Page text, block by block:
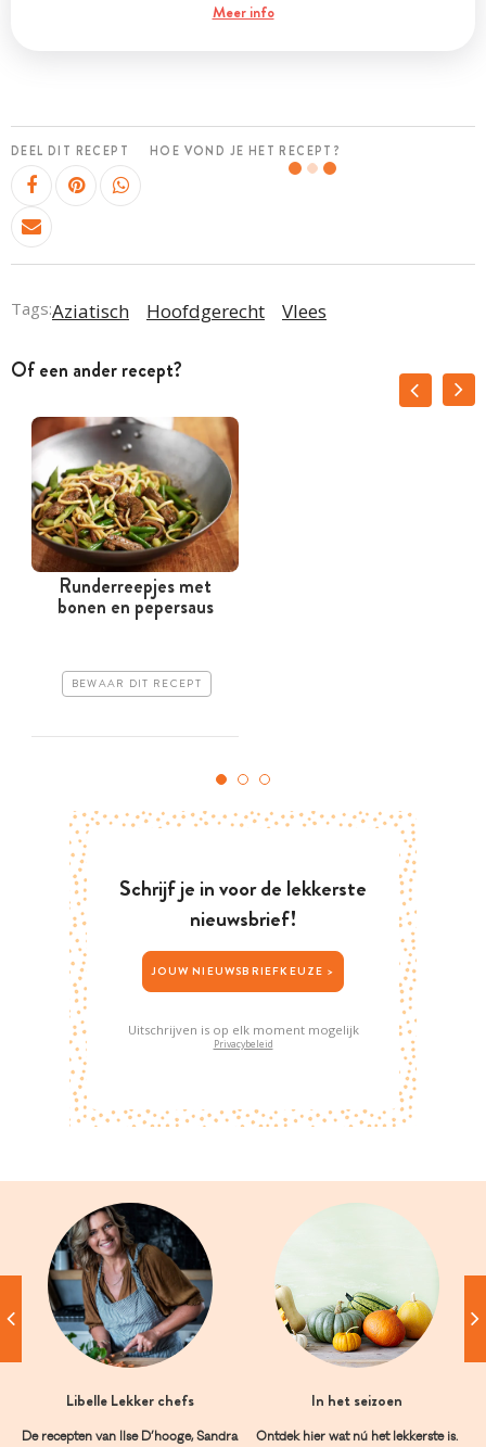
Meer info
DEEL DIT RECEPT HOE VOND JE HET RECEPT?
Tags:Aziatisch Hoofdgerecht Vlees
Of een ander recept?
Runderreepjes met
bonen en pepersaus
BEWAAR DIT RECEPT
Schrijf je in voor de lekkerste
nieuwsbrief!
JOUW NIEUWSBRIEFKEUZE >
Uitschrijven is op elk moment mogelijk
Privacybeleid
Libelle Lekker chefs
De recepten van Ilse D’hooge, Sandra
In het seizoen
Ontdek hier wat nú het lekkerste is.